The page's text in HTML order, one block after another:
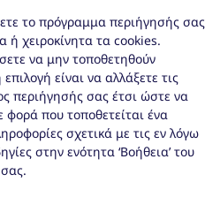
το πρόγραμμα περιήγησής σας
ή χειροκίνητα τα cookies.
να μην τοποθετηθούν
είναι να αλλάξετε τις
περιήγησής σας έτσι ώστε να
που τοποθετείται ένα
σχετικά με τις εν λόγω
στην ενότητα ‘Βοήθεια’ του